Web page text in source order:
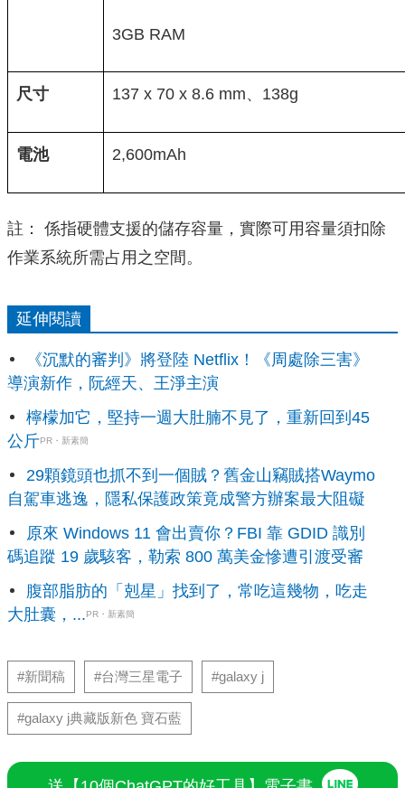
3GB RAM
尺寸 137 x 70 x 8.6 mm、138g
電池 2,600mAh
註： 係指硬體支援的儲存容量，實際可用容量須扣除
作業系統所需占用之空間。
延伸閱讀
《沉默的審判》將登陸 Netflix！《周處除三害》
導演新作，阮經天、王淨主演
檸檬加它，堅持一週大肚腩不見了，重新回到45
公斤PR・新素簡
29顆鏡頭也抓不到一個賊？舊金山竊賊搭Waymo
自駕車逃逸，隱私保護政策竟成警方辦案最大阻礙
原來 Windows 11 會出賣你？FBI 靠 GDID 識別
碼追蹤 19 歲駭客，勒索 800 萬美金慘遭引渡受審
腹部脂肪的「剋星」找到了，常吃這幾物，吃走
大肚囊，...PR・新素簡
#新聞稿 #台灣三星電子 #galaxy j
#galaxy j典藏版新色 寶石藍